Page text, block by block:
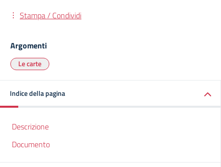
Stampa / Condividi
Argomenti
Le carte
Indice della pagina
Descrizione
Documento